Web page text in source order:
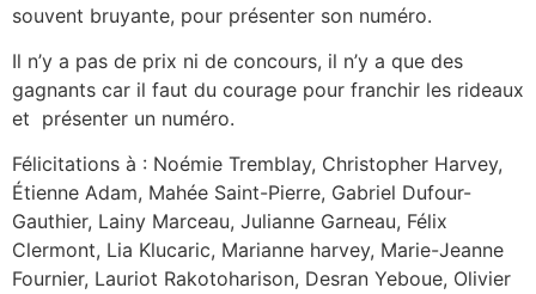
souvent bruyante, pour présenter son numéro.
Il n’y a pas de prix ni de concours, il n’y a que des
gagnants car il faut du courage pour franchir les rideaux
et présenter un numéro.
Félicitations à : Noémie Tremblay, Christopher Harvey,
Étienne Adam, Mahée Saint-Pierre, Gabriel Dufour-
Gauthier, Lainy Marceau, Julianne Garneau, Félix
Clermont, Lia Klucaric, Marianne harvey, Marie-Jeanne
Fournier, Lauriot Rakotoharison, Desran Yeboue, Olivier